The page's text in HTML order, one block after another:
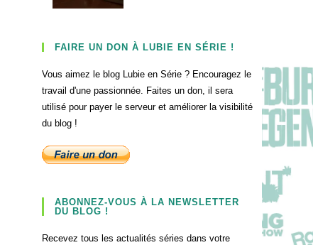
FAIRE UN DON À LUBIE EN SÉRIE !
Vous aimez le blog Lubie en Série ? Encouragez le
travail d'une passionnée. Faites un don, il sera
utilisé pour payer le serveur et améliorer la visibilité
du blog !
ABONNEZ-VOUS À LA NEWSLETTER
DU BLOG !
Recevez tous les actualités séries dans votre